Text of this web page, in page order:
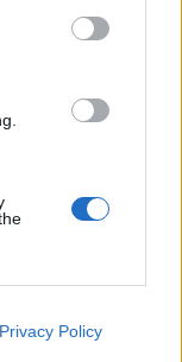
Privacy Policy